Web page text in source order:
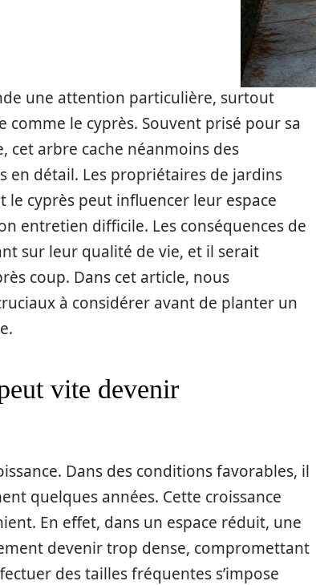
une attention particulière, surtout
comme le cyprès. Souvent prisé pour sa
cet arbre cache néanmoins des
en détail. Les propriétaires de jardins
cyprès peut influencer leur espace
entretien difficile. Les conséquences de
sur leur qualité de vie, et il serait
coup. Dans cet article, nous
à considérer avant de planter un
vite devenir
Dans des conditions favorables, il
quelques années. Cette croissance
En effet, dans un espace réduit, une
devenir trop dense, compromettant
des tailles fréquentes s’impose